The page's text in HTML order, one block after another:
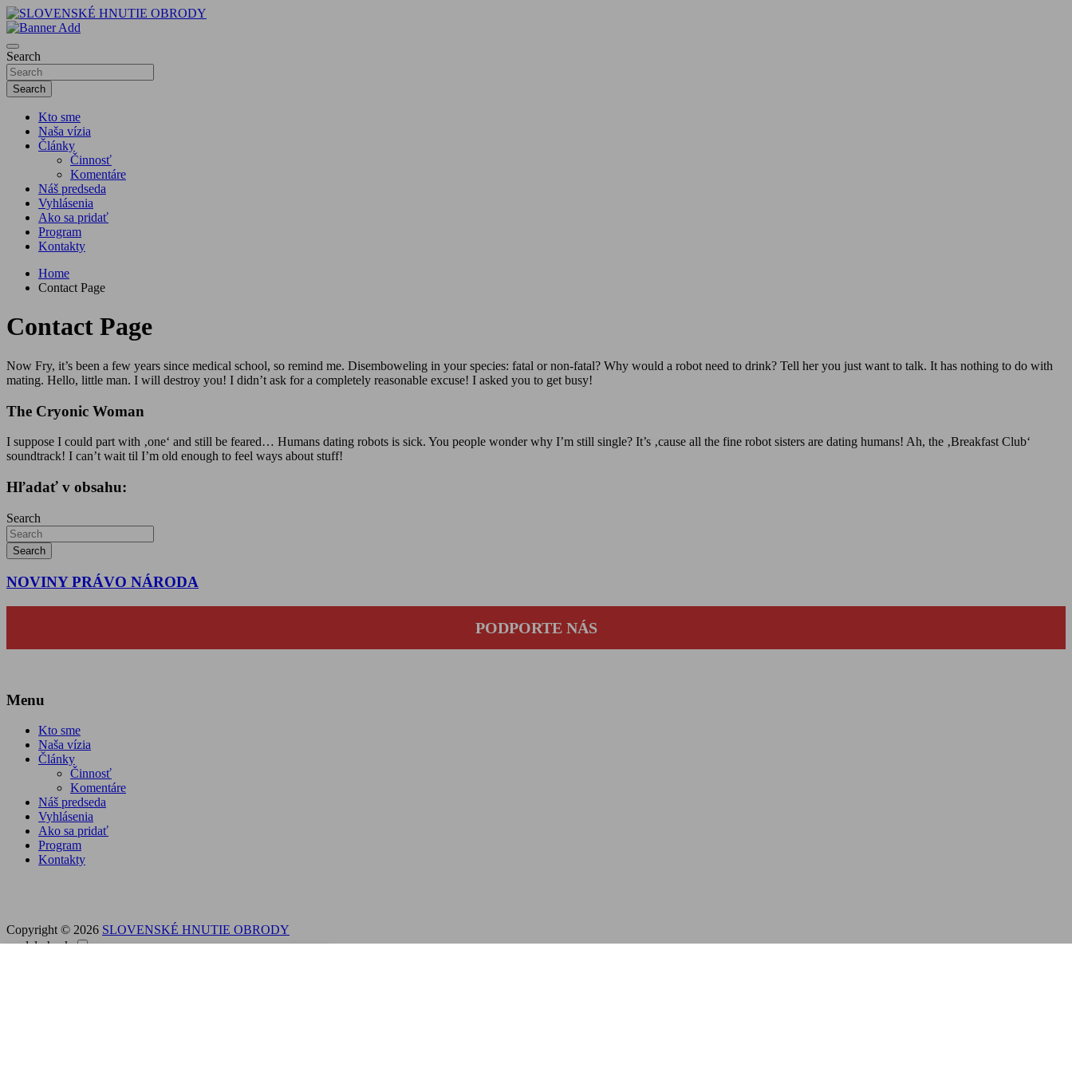
Skip
to
content
SLOVENSKÉ HNUTIE OBRODY
Search
Search
Kto sme
Naša vízia
Články
Činnosť
Komentáre
Náš predseda
Vyhlásenia
Ako sa pridať
Program
Kontakty
Home
Contact Page
Contact Page
Now Fry, it’s been a few years since medical school, so remind me. Disemboweling in your species: fatal or non-fatal? Why would a robot need to drink? Tell her you just want to talk. It has nothing to do with
mating. Hello, little man. I will destroy you! I didn’t ask for a completely reasonable excuse! I asked you to get busy!
The Cryonic Woman
I suppose I could part with ‚one‘ and still be feared… Humans dating robots is sick. You people wonder why I’m still single? It’s ‚cause all the fine robot sisters are dating humans! Ah, the ‚Breakfast Club‘
soundtrack! I can’t wait til I’m old enough to feel ways about stuff!
Hľadať v obsahu:
Search
Search
NOVINY PRÁVO NÁRODA
PODPORTE NÁS
Menu
Kto sme
Naša vízia
Články
Činnosť
Komentáre
Náš predseda
Vyhlásenia
Ako sa pridať
Program
Kontakty
Copyright © 2026 SLOVENSKÉ HNUTIE OBRODY
modal-check